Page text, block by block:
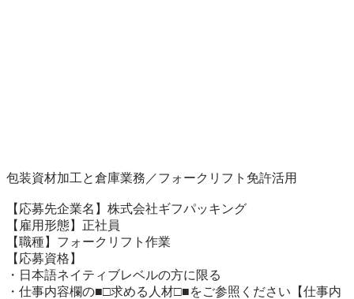
包装資材加工と倉庫業務／フォークリフト免許活用
【応募先企業名】株式会社ギフパッキング
【雇用形態】正社員
【職種】フォークリフト作業
【応募資格】
・日本語ネイティブレベルの方に限る
・仕事内容欄の■□求める人材□■をご参照ください【仕事内